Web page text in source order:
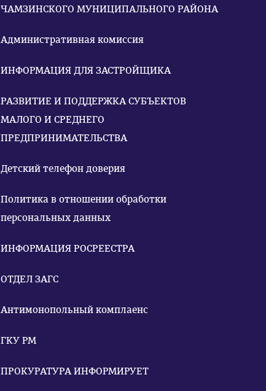
ЧАМЗИНСКОГО МУНИЦИПАЛЬНОГО РАЙОНА
Административная комиссия
ИНФОРМАЦИЯ ДЛЯ ЗАСТРОЙЩИКА
РАЗВИТИЕ И ПОДДЕРЖКА СУБЪЕКТОВ
МАЛОГО И СРЕДНЕГО
ПРЕДПРИНИМАТЕЛЬСТВА
Детский телефон доверия
Политика в отношении обработки
персональных данных
ИНФОРМАЦИЯ РОСРЕЕСТРА
ОТДЕЛ ЗАГС
Антимонопольный комплаенс
ГКУ РМ
ПРОКУРАТУРА ИНФОРМИРУЕТ